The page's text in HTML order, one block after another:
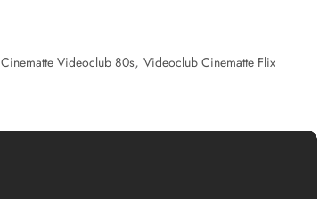
Cinematte Videoclub 80s, Videoclub Cinematte Flix